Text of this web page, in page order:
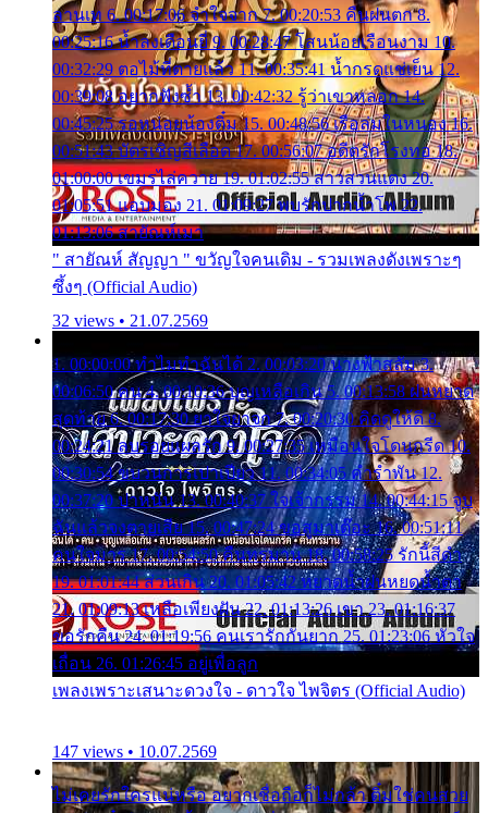
ลานเท 6. 00:17:06 จำใจจาก 7. 00:20:53 คืนฝนตก 8.
00:25:16 น้ำลงเดือนยี่ 9. 00:28:47 โสนน้อยเรือนงาม 10.
00:32:29 ตอไม้ที่ตายแล้ว 11. 00:35:41 น้ำกรดแช่เย็น 12.
00:39:08 อยากฟังซ้ำ 13. 00:42:32 รู้ว่าเขาหลอก 14.
00:45:25 รอหน่อยน้องติ๋ม 15. 00:48:56 เรือล่มในหนอง 16.
00:51:43 บัตรเชิญสีเลือด 17. 00:56:07 อดีตรักโรงทอ 18.
01:00:00 เขมรไล่ควาย 19. 01:02:55 สาวสวนแตง 20.
01:05:51 แอบมอง 21. 01:09:27 พบรักปากน้ำโพ 22.
01:13:06 สายัณห์เมา
" สายัณห์ สัญญา " ขวัญใจคนเดิม - รวมเพลงดังเพราะๆ
ซึ้งๆ (Official Audio)
32 views • 21.07.2569
1. 00:00:00 ทำไมทำฉันได้ 2. 00:03:20 นางฟ้าสลัม 3.
00:06:50 คน 4. 00:10:36 บุญเหลือเกิน 5. 00:13:58 ฝนหยาด
สุดท้าย 6. 00:17:30 ยาใจยาจก 7. 00:20:30 คิดดูให้ดี 8.
00:24:21 ลบรอยแผลรัก 9. 00:27:35 เหมือนใจโดนกรีด 10.
00:30:54 ขบวนการเปาเปียว 11. 00:34:05 คำรำพัน 12.
00:37:20 ปาหนัน 13. 00:40:37 ใจเจ้ากรรม 14. 00:44:15 จูบ
ฉันแล้วจงตายเสีย 15. 00:47:24 ขอสูมาเต๊อะ 16. 00:51:11
คนใจมาร 17. 00:54:50 คืนทรมาน 18. 00:58:25 รักนี้สีดำ
19. 01:01:44 ส่วนเกิน 20. 01:05:42 หยาดน้ำฝนหยดน้ำตา
21. 01:09:13 เหลือเพียงฝัน 22. 01:13:26 เขา 23. 01:16:37
ขอรักคืน 24. 01:19:56 คนเรารักกันยาก 25. 01:23:06 หัวใจ
เถื่อน 26. 01:26:45 อยู่เพื่อลูก
เพลงเพราะเสนาะดวงใจ - ดาวใจ ไพจิตร (Official Audio)
147 views • 10.07.2569
ไม่เคยรักใครแน่หรือ อยากเชื่อถือก็ไม่กล้า ติ๋มใช่คนสวย